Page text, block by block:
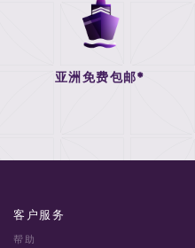
亚洲免费包邮*
客户服务
帮助